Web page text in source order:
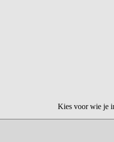
Kies voor wie je